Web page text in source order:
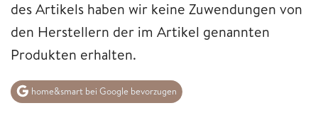
des Artikels haben wir keine Zuwendungen von
den Herstellern der im Artikel genannten
Produkten erhalten.
home&smart bei Google bevorzugen